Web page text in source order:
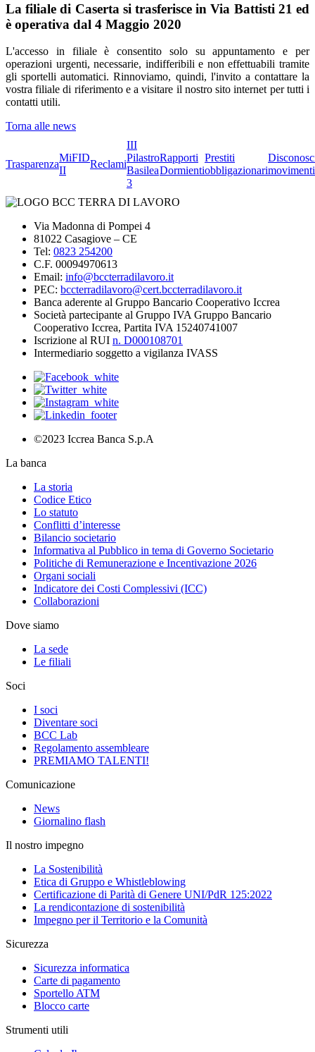
La filiale di Caserta si trasferisce in Via Battisti 21 ed
è operativa dal 4 Maggio 2020
L'accesso in filiale è consentito solo su appuntamento e per
operazioni urgenti, necessarie, indifferibili e non effettuabili tramite
gli sportelli automatici. Rinnoviamo, quindi, l'invito a contattare la
vostra filiale di riferimento e a visitare il nostro sito internet per tutti i
contatti utili.
Torna alle news
Trasparenza
MiFID
II
Reclami
III
Pilastro
Basilea
3
Rapporti
Dormienti
Prestiti
obbligazionarimovimenti
Via Madonna di Pompei 4
81022 Casagiove – CE
Tel: 0823 254200
C.F. 00094970613
Email: info@bccterradilavoro.it
PEC: bccterradilavoro@cert.bccterradilavoro.it
Banca aderente al Gruppo Bancario Cooperativo Iccrea
Società partecipante al Gruppo IVA Gruppo Bancario
Cooperativo Iccrea, Partita IVA 15240741007
Iscrizione al RUI n. D000108701
Intermediario soggetto a vigilanza IVASS
©2023 Iccrea Banca S.p.A
La banca
La storia
Codice Etico
Lo statuto
Conflitti d’interesse
Bilancio societario
Informativa al Pubblico in tema di Governo Societario
Politiche di Remunerazione e Incentivazione 2026
Organi sociali
Indicatore dei Costi Complessivi (ICC)
Collaborazioni
Dove siamo
La sede
Le filiali
Soci
I soci
Diventare soci
BCC Lab
Regolamento assembleare
PREMIAMO TALENTI!
Comunicazione
News
Giornalino flash
Il nostro impegno
La Sostenibilità
Etica di Gruppo e Whistleblowing
Certificazione di Parità di Genere UNI/PdR 125:2022
La rendicontazione di sostenibilità
Impegno per il Territorio e la Comunità
Sicurezza
Sicurezza informatica
Carte di pagamento
Sportello ATM
Blocco carte
Strumenti utili